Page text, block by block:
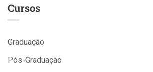
Cursos
Graduação
Pós-Graduação